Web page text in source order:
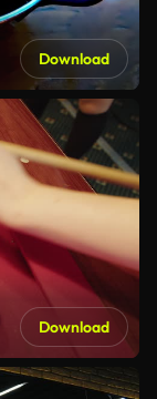
Download
Download